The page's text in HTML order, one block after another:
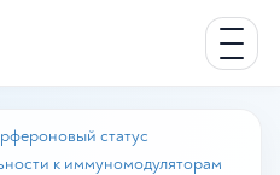
статус
к иммуномодуляторам